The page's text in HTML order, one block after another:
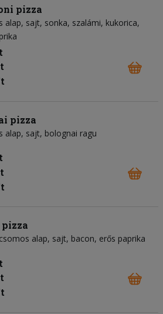
pizza
alap sajt sonka szalámi kukorica
pizza
alap sajt bolognai ragu
pizza
alap sajt bacon erős paprika